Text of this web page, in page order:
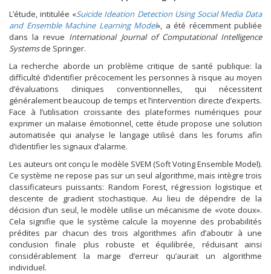
L’étude, intitulée «Suicide Ideation Detection Using Social Media Data
and Ensemble Machine Learning Model», a été récemment publiée
dans la revue International Journal of Computational Intelligence
Systemsde Springer.
La recherche aborde un problème critique de santé publique: la
difficulté d’identifier précocement les personnes à risque au moyen
d’évaluations cliniques conventionnelles, qui nécessitent
généralement beaucoup de temps et l’intervention directe d’experts.
Face à l’utilisation croissante des plateformes numériques pour
exprimer un malaise émotionnel, cette étude propose une solution
automatisée qui analyse le langage utilisé dans les forums afin
d’identifier les signaux d’alarme.
Les auteurs ont conçu le modèle SVEM (Soft Voting Ensemble Model).
Ce système ne repose pas sur un seul algorithme, mais intègre trois
classificateurs puissants: Random Forest, régression logistique et
descente de gradient stochastique. Au lieu de dépendre de la
décision d’un seul, le modèle utilise un mécanisme de «vote doux».
Cela signifie que le système calcule la moyenne des probabilités
prédites par chacun des trois algorithmes afin d’aboutir à une
conclusion finale plus robuste et équilibrée, réduisant ainsi
considérablement la marge d’erreur qu’aurait un algorithme
individuel.